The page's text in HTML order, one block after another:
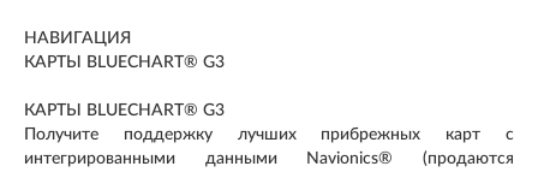
НАВИГАЦИЯ
КАРТЫ BLUECHART® G3
КАРТЫ BLUECHART® G3
Получите поддержку лучших прибрежных карт с
интегрированными данными Navionics® (продаются